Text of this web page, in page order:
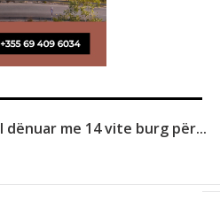
I dënuar me 14 vite burg për...